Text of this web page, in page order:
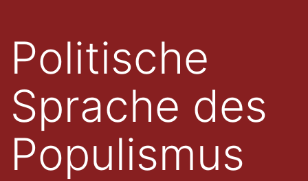
Politische
Sprache des
Populismus